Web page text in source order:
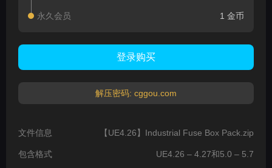
永久会员 1 金币
登录购买
解压密码: cggou.com
文件信息 【UE4.26】Industrial Fuse Box Pack.zip
包含格式 UE4.26 – 4.27和5.0 – 5.7